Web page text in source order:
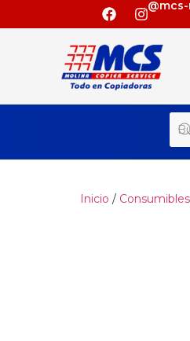
Inicio / Consumibles